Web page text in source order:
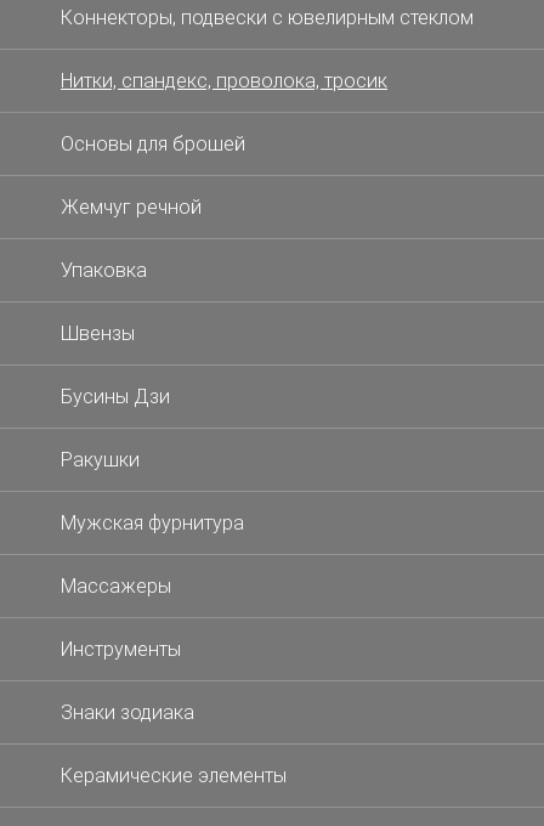
Коннекторы, подвески с ювелирным стеклом
Нитки, спандекс, проволока, тросик
Основы для брошей
Жемчуг речной
Упаковка
Швензы
Бусины Дзи
Ракушки
Мужская фурнитура
Массажеры
Инструменты
Знаки зодиака
Керамические элементы